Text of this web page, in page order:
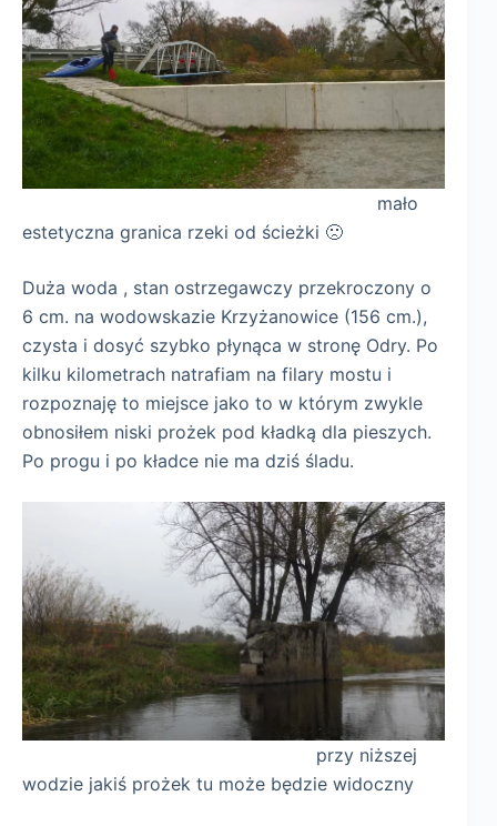
mało
estetyczna granica rzeki od ścieżki 🙁
Duża woda , stan ostrzegawczy przekroczony o
6 cm. na wodowskazie Krzyżanowice (156 cm.),
czysta i dosyć szybko płynąca w stronę Odry. Po
kilku kilometrach natrafiam na filary mostu i
rozpoznaję to miejsce jako to w którym zwykle
obnosiłem niski prożek pod kładką dla pieszych.
Po progu i po kładce nie ma dziś śladu.
przy niższej
wodzie jakiś prożek tu może będzie widoczny